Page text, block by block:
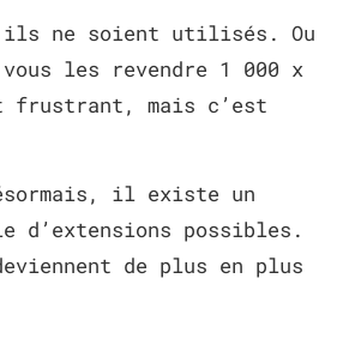
ne soient utilisés. Ou
les revendre 1 000 x
frustrant, mais c’est
il existe un
d’extensions possibles.
de plus en plus